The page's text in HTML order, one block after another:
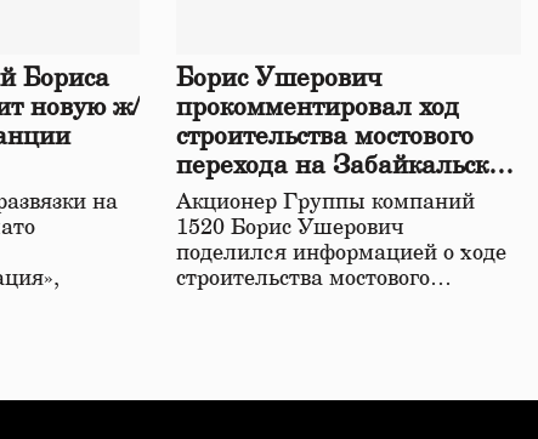
Бориса
новую ж/
на
Борис Ушерович
прокомментировал ход
строительства мостового
перехода на Забайкальской
железной дороге
Акционер Группы компаний
1520 Борис Ушерович
поделился информацией о ходе
строительства мостового…